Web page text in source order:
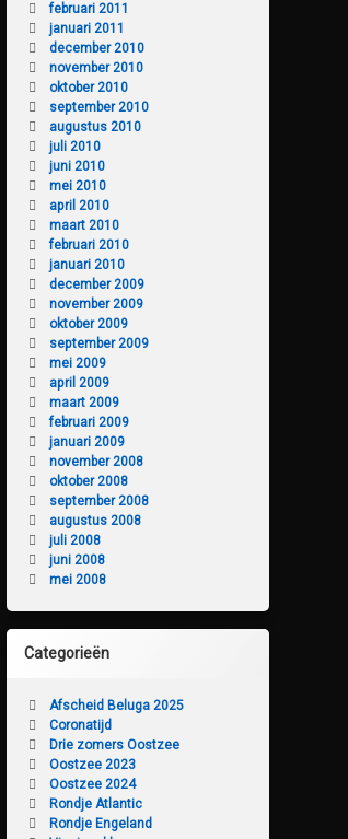
februari 2011
januari 2011
december 2010
november 2010
oktober 2010
september 2010
augustus 2010
juli 2010
juni 2010
mei 2010
april 2010
maart 2010
februari 2010
januari 2010
december 2009
november 2009
oktober 2009
september 2009
mei 2009
april 2009
maart 2009
februari 2009
januari 2009
november 2008
oktober 2008
september 2008
augustus 2008
juli 2008
juni 2008
mei 2008
Categorieën
Afscheid Beluga 2025
Coronatijd
Drie zomers Oostzee
Oostzee 2023
Oostzee 2024
Rondje Atlantic
Rondje Engeland